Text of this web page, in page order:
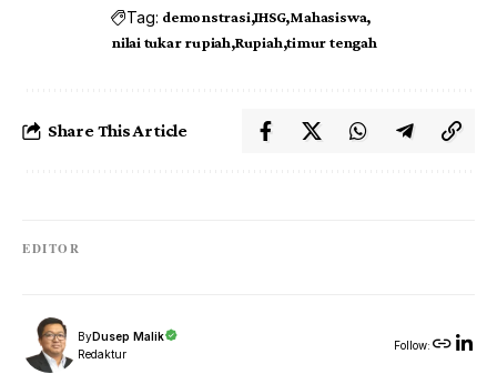
Tag: demonstrasi IHSG Mahasiswa
nilai tukar rupiah Rupiah timur tengah
Share This Article
EDITOR
ByDusep Malik
Redaktur
Follow: